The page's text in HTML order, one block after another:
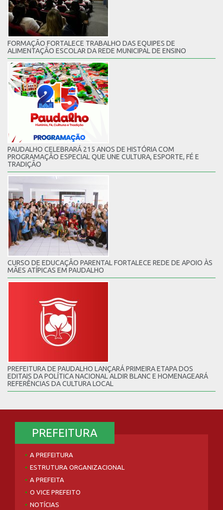
FORMAÇÃO FORTALECE TRABALHO DAS EQUIPES DE
ALIMENTAÇÃO ESCOLAR DA REDE MUNICIPAL DE ENSINO
PAUDALHO CELEBRARÁ 215 ANOS DE HISTÓRIA COM
PROGRAMAÇÃO ESPECIAL QUE UNE CULTURA, ESPORTE, FÉ E
TRADIÇÃO
CURSO DE EDUCAÇÃO PARENTAL FORTALECE REDE DE APOIO ÀS
MÃES ATÍPICAS EM PAUDALHO
PREFEITURA DE PAUDALHO LANÇARÁ PRIMEIRA ETAPA DOS
EDITAIS DA POLÍTICA NACIONAL ALDIR BLANC E HOMENAGEARÁ
REFERÊNCIAS DA CULTURA LOCAL
PREFEITURA
A PREFEITURA
ESTRUTURA ORGANIZACIONAL
A PREFEITA
O VICE PREFEITO
NOTÍCIAS